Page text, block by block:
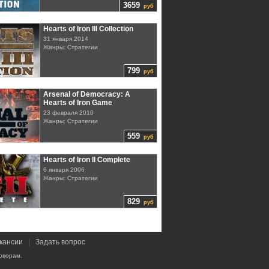
3659 руб
799 руб
Hearts of Iron III Collection
31 января 2014
Жанры: Стратегии
559 руб
Arsenal of Democracy: A
Hearts of Iron Game
23 февраля 2010
Жанры: Стратегии
829 руб
Hearts of Iron II Complete
6 января 2006
Жанры: Стратегии
Задать вопрос